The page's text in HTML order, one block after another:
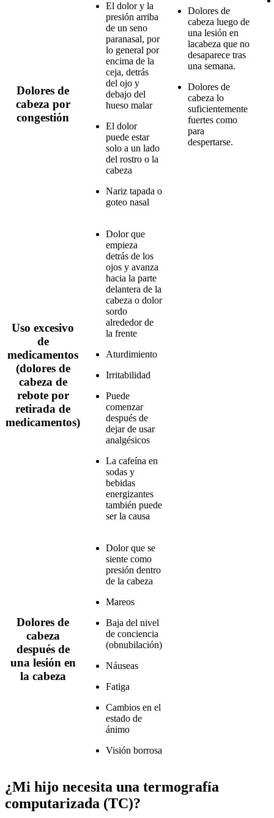
Dolores de
cabeza luego de
una lesión en
lacabeza que no
desaparece tras
una semana.
Dolores de
cabeza lo
suficientemente
fuertes como
para
despertarse.
Dolores de
cabeza por
congestión
El dolor y la
presión arriba
de un seno
paranasal, por
lo general por
encima de la
ceja, detrás
del ojo y
debajo del
hueso malar
El dolor
puede estar
solo a un lado
del rostro o la
cabeza
Nariz tapada o
goteo nasal
Uso excesivo
de
medicamentos
(dolores de
cabeza de
rebote por
retirada de
medicamentos)
Dolor que
empieza
detrás de los
ojos y avanza
hacia la parte
delantera de la
cabeza o dolor
sordo
alrededor de
la frente
Aturdimiento
Irritabilidad
Puede
comenzar
después de
dejar de usar
analgésicos
La cafeína en
sodas y
bebidas
energizantes
también puede
ser la causa
Dolores de
cabeza
después de
una lesión en
la cabeza
Dolor que se
siente como
presión dentro
de la cabeza
Mareos
Baja del nivel
de conciencia
(obnubilación)
Náuseas
Fatiga
Cambios en el
estado de
ánimo
Visión borrosa
¿Mi hijo necesita una termografía
computarizada (TC)?